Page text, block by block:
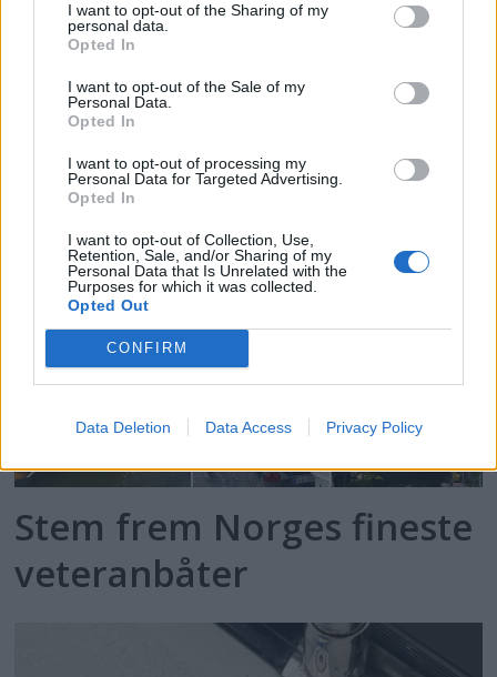
I want to opt-out of the Sharing of my
personal data.
Opted In
I want to opt-out of the Sale of my
Personal Data.
Opted In
I want to opt-out of processing my
Personal Data for Targeted Advertising.
Opted In
I want to opt-out of Collection, Use,
Retention, Sale, and/or Sharing of my
Personal Data that Is Unrelated with the
Purposes for which it was collected.
Opted Out
CONFIRM
Data Deletion Data Access Privacy Policy
Fiskeskøyta Tennfjord -
Nominert 2026
Stem frem Norges fineste
veteranbåter